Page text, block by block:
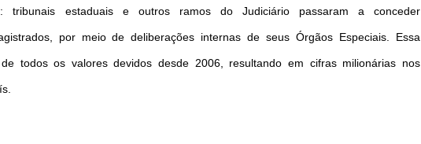
tribunais estaduais e outros ramos do Judiciário passaram a conceder
por meio de deliberações internas de seus Órgãos Especiais. Essa
todos os valores devidos desde 2006, resultando em cifras milionárias nos